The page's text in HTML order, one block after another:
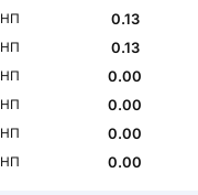
НП
0.13
НП
0.13
НП
0.00
НП
0.00
НП
0.00
НП 0.00